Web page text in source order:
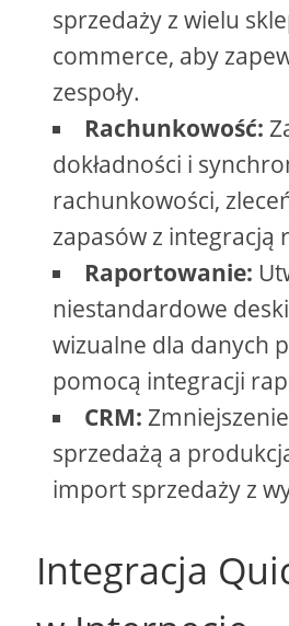
sprzedaży z wielu
commerce, aby
zespoły.
Rachunkowość:
dokładności i
rachunkowości,
zapasów z integracją
Raportowanie:
niestandardowe
wizualne dla danych
pomocą integracji
CRM:
sprzedażą a
import sprzedaży z
Integracja